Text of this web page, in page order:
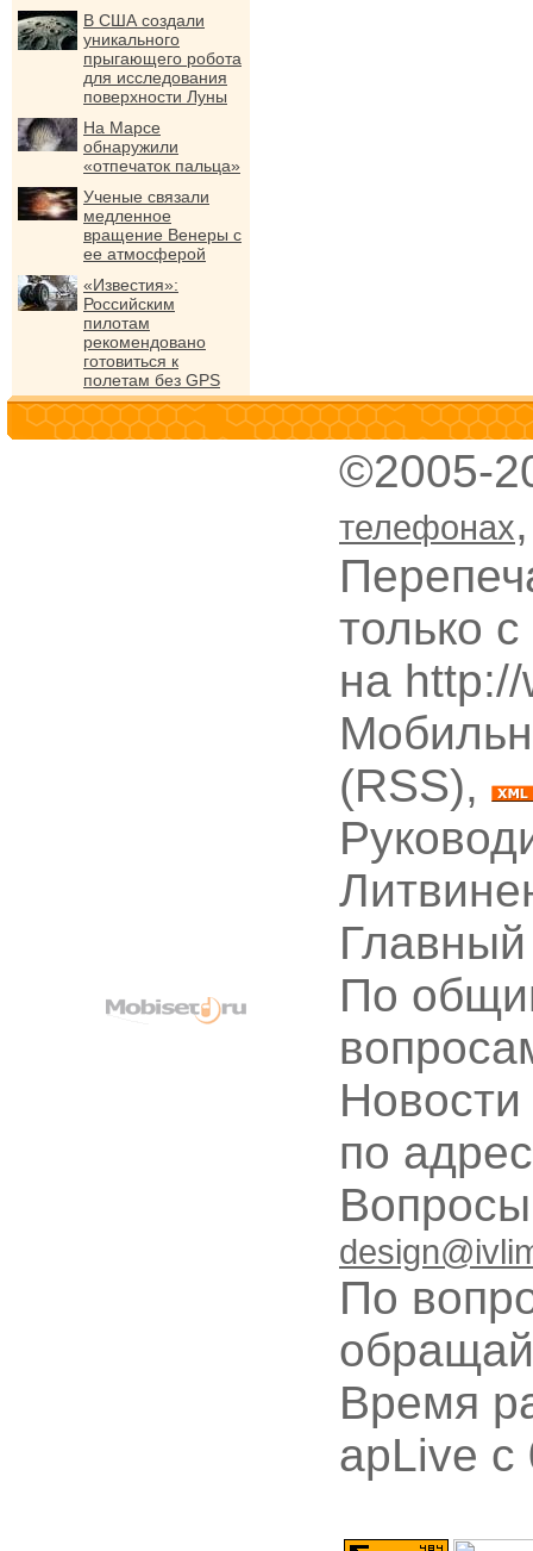
В США создали
уникального
прыгающего робота
для исследования
поверхности Луны
На Марсе
обнаружили
«отпечаток пальца»
Ученые связали
медленное
вращение Венеры с
ее атмосферой
«Известия»:
Российским
пилотам
рекомендовано
готовиться к
полетам без GPS
©2005-
телефонах
только
на
(RSS),
По
по
По
Время
apLive c